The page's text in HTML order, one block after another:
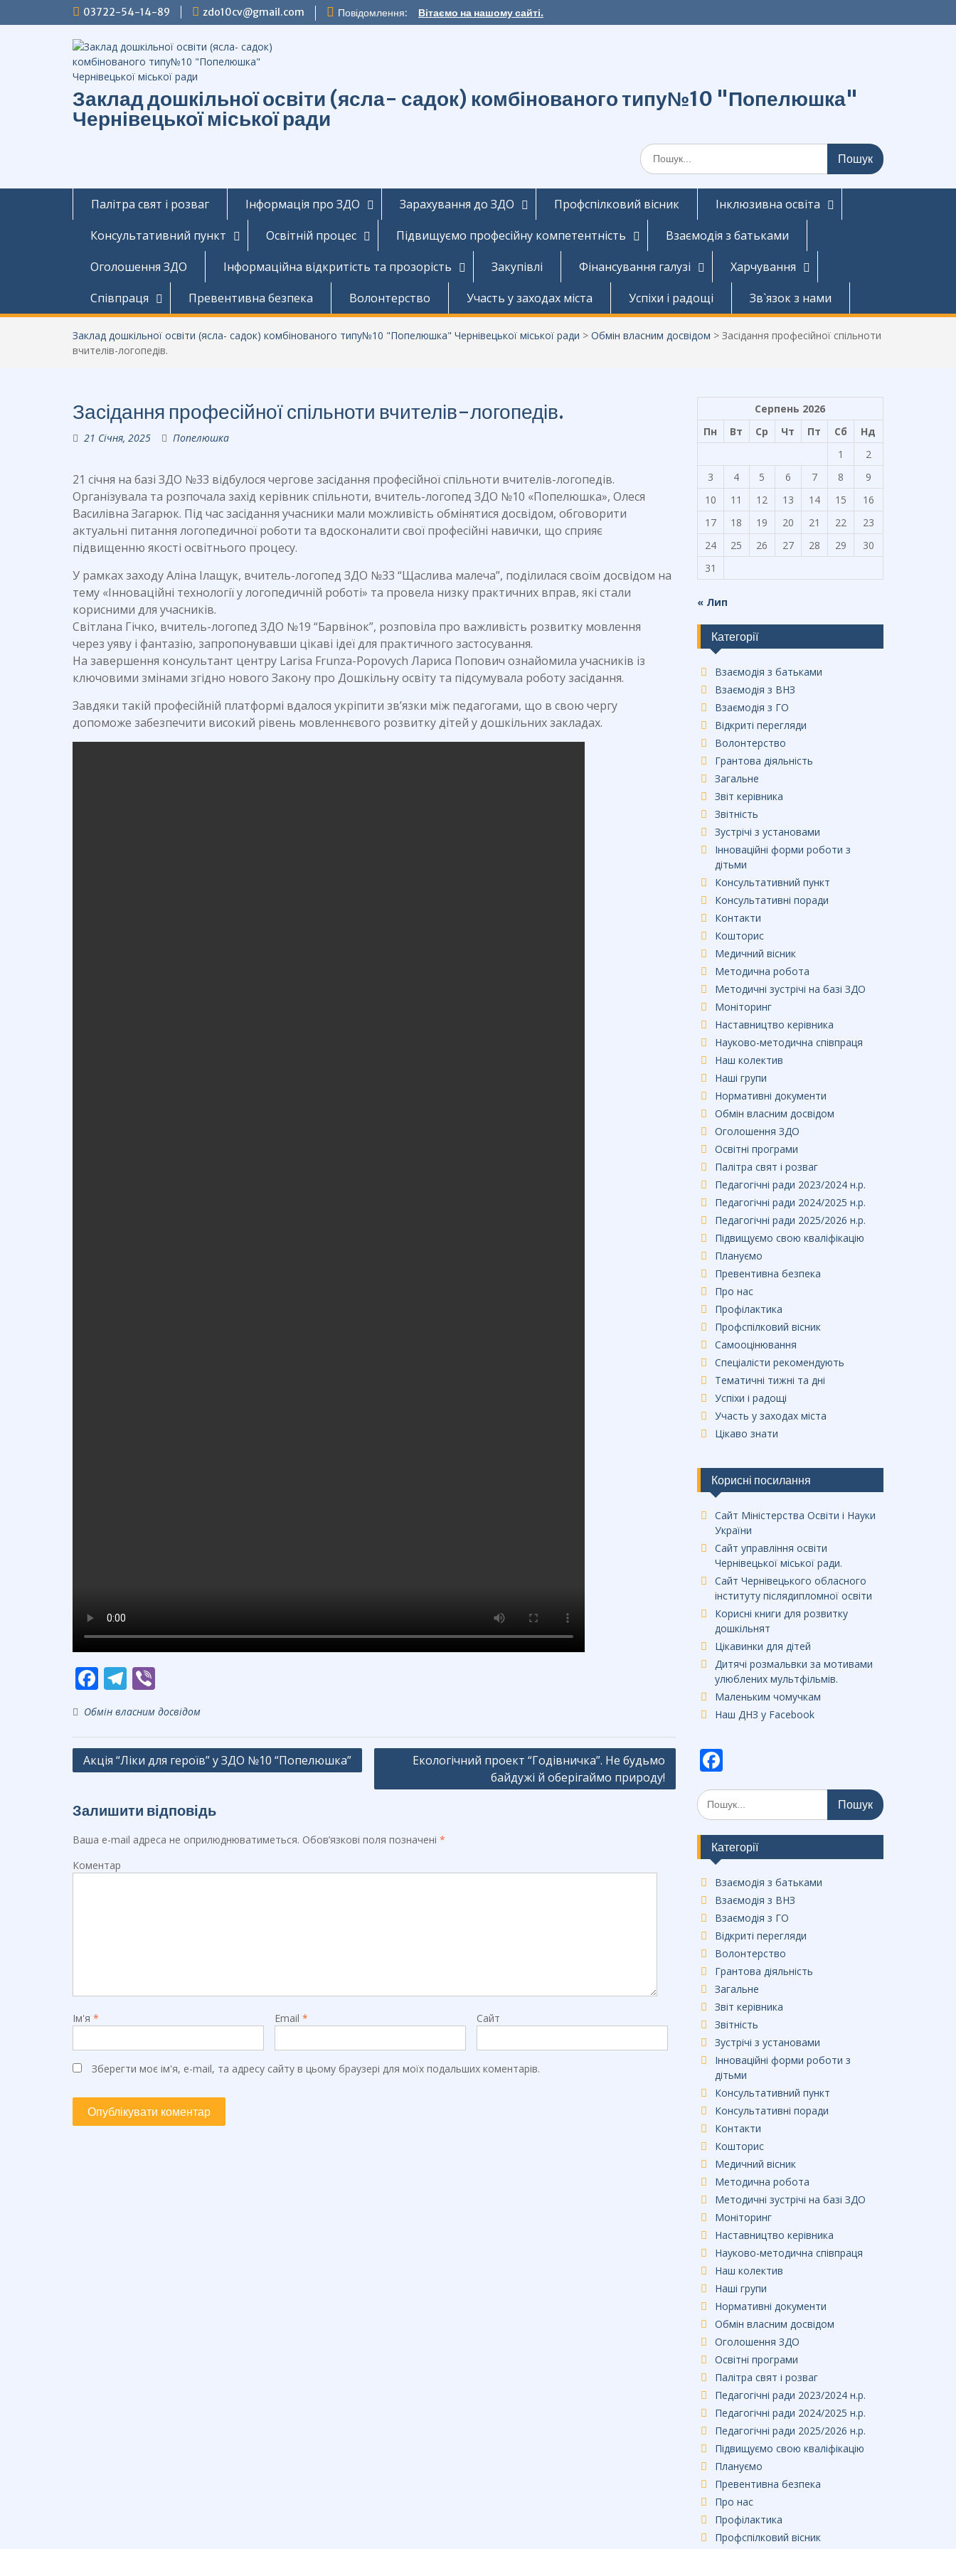
до
03722-54-14-89 zdo10cv@gmail.com Повідомлення: Вітаємо на нашому сайті.
Заклад дошкільної освіти (ясла- садок) комбінованого типу№10 "Попелюшка"
Чернівецької міської ради
Шукати:
Палітра свят і розваг Інформація про ЗДО Зарахування до ЗДО Профспілковий вісник
Інклюзивна освіта
Консультативний пункт
Освітній процес Підвищуємо професійну компетентність
Взаємодія з батьками
Оголошення ЗДО
Інформаційна відкритість та прозорість Закупівлі Фінансування галузі
Харчування
Співпраця
Превентивна безпека Волонтерство Участь у заходах міста Успіхи і радощі Зв`язок з нами
Заклад дошкільної освіти (ясла- садок) комбінованого типу№10 "Попелюшка" Чернівецької міської ради > Обмін власним досвідом > Засідання професійної спільноти
вчителів-логопедів.
Засідання професійної спільноти вчителів-логопедів.
21 Січня, 2025 Попелюшка
21 січня на базі ЗДО №33 відбулося чергове засідання професійної спільноти вчителів-логопедів.
Організувала та розпочала захід керівник спільноти, вчитель-логопед ЗДО №10 «Попелюшка», Олеся
Василівна Загарюк. Під час засідання учасники мали можливість обмінятися досвідом, обговорити
актуальні питання логопедичної роботи та вдосконалити свої професійні навички, що сприяє
підвищенню якості освітнього процесу.
У рамках заходу Аліна Ілащук, вчитель-логопед ЗДО №33 “Щаслива малеча”, поділилася своїм досвідом на
тему «Інноваційні технології у логопедичній роботі» та провела низку практичних вправ, які стали
корисними для учасників.
Світлана Гічко, вчитель-логопед ЗДО №19 “Барвінок”, розповіла про важливість розвитку мовлення
через уяву і фантазію, запропонувавши цікаві ідеї для практичного застосування.
На завершення консультант центру Larisa Frunza-Popovych Лариса Попович ознайомила учасників із
ключовими змінами згідно нового Закону про Дошкільну освіту та підсумувала роботу засідання.
Завдяки такій професійній платформі вдалося укріпити зв’язки між педагогами, що в свою чергу
допоможе забезпечити високий рівень мовленнєвого розвитку дітей у дошкільних закладах.
F
ac
e
b
o
k
T
e
gr
a
b
er
Обмін власним досвідом
Навігація
Акція “Ліки для героїв” у ЗДО №10 “Попелюшка”
Екологічний проект “Годівничка”. Не будьмо
байдужі й оберігаймо природу!
Залишити відповідь
Ваша e-mail адреса не оприлюднюватиметься. Обов’язкові поля позначені *
Коментар
Ім'я * Email * Сайт
Зберегти моє ім'я, e-mail, та адресу сайту в цьому браузері для моїх подальших коментарів.
Серпень 2026
Пн
Вт Ср Чт Пт Сб
Нд
1
2
3
4 5 6 7 8
9
10
11 12 13 14 15
16
17
18 19 20 21 22
23
24
25 26 27 28 29
30
31
« Лип
Категорії
Взаємодія з батьками
Взаємодія з ВНЗ
Взаємодія з ГО
Відкриті перегляди
Волонтерство
Грантова діяльність
Загальне
Звіт керівника
Звітність
Зустрічі з установами
Інноваційні форми роботи з
дітьми
Консультативний пункт
Консультативні поради
Контакти
Кошторис
Медичний вісник
Методична робота
Методичні зустрічі на базі ЗДО
Моніторинг
Наставництво керівника
Науково-методична співпраця
Наш колектив
Наші групи
Нормативні документи
Обмін власним досвідом
Оголошення ЗДО
Освітні програми
Палітра свят і розваг
Педагогічні ради 2023/2024 н.р.
Педагогічні ради 2024/2025 н.р.
Педагогічні ради 2025/2026 н.р.
Підвищуємо свою кваліфікацію
Плануємо
Превентивна безпека
Про нас
Профілактика
Профспілковий вісник
Самооцінювання
Спеціалісти рекомендують
Тематичні тижні та дні
Успіхи і радощі
Участь у заходах міста
Цікаво знати
Корисні посилання
Сайт Міністерства Освіти і Науки
України
Сайт управління освіти
Чернівецької міської ради.
Сайт Чернівецького обласного
інституту післядипломної освіти
Корисні книги для розвитку
дошкільнят
Цікавинки для дітей
Дитячі розмальвки за мотивами
улюблених мультфільмів.
Маленьким чомучкам
Наш ДНЗ у Facebook
F
ac
e
b
o
o
k
Шукати:
Категорії
Взаємодія з батьками
Взаємодія з ВНЗ
Взаємодія з ГО
Відкриті перегляди
Волонтерство
Грантова діяльність
Загальне
Звіт керівника
Звітність
Зустрічі з установами
Інноваційні форми роботи з
дітьми
Консультативний пункт
Консультативні поради
Контакти
Кошторис
Медичний вісник
Методична робота
Методичні зустрічі на базі ЗДО
Моніторинг
Наставництво керівника
Науково-методична співпраця
Наш колектив
Наші групи
Нормативні документи
Обмін власним досвідом
Оголошення ЗДО
Освітні програми
Палітра свят і розваг
Педагогічні ради 2023/2024 н.р.
Педагогічні ради 2024/2025 н.р.
Педагогічні ради 2025/2026 н.р.
Підвищуємо свою кваліфікацію
Плануємо
Превентивна безпека
Про нас
Профілактика
Профспілковий вісник